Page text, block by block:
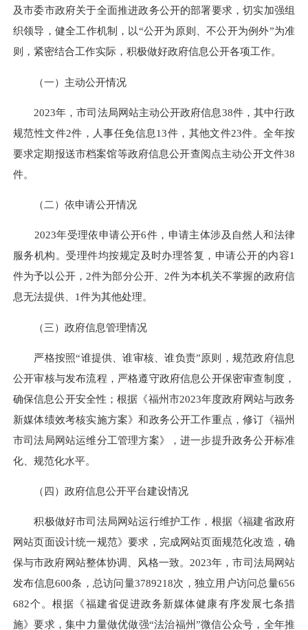
及市委市政府关于全面推进政务公开的部署要求，切实加强组
织领导，健全工作机制，以“公开为原则、不公开为例外”为准
则，紧密结合工作实际，积极做好政府信息公开各项工作。
（一）主动公开情况
2023年，市司法局网站主动公开政府信息38件，其中行政
规范性文件2件，人事任免信息13件，其他文件23件。全年按
要求定期报送市档案馆等政府信息公开查阅点主动公开文件38
件。
（二）依申请公开情况
2023年受理依申请公开6件，申请主体涉及自然人和法律
服务机构。受理件均按规定及时办理答复，申请公开的内容1
件为予以公开，2件为部分公开、2件为本机关不掌握的政府信
息无法提供、1件为其他处理。
（三）政府信息管理情况
严格按照“谁提供、谁审核、谁负责”原则，规范政府信息
公开审核与发布流程，严格遵守政府信息公开保密审查制度，
确保信息公开安全性；根据《福州市2023年度政府网站与政务
新媒体绩效考核实施方案》和政务公开工作重点，修订《福州
市司法局网站运维分工管理方案》，进一步提升政务公开标准
化、规范化水平。
（四）政府信息公开平台建设情况
积极做好市司法局网站运行维护工作，根据《福建省政府
网站页面设计统一规范》要求，完成网站页面规范化改造，确
保与市政府网站整体协调、风格一致。2023年，市司法局网站
发布信息600条，总访问量3789218次，独立用户访问总量656
682个。根据《福建省促进政务新媒体健康有序发展七条措
施》要求，集中力量做优做强“法治福州”微信公众号，全年推